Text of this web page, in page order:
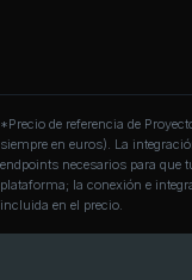
*Precio de referencia de
siempre en euros). La
endpoints necesarios para que
plataforma; la conexión e
incluida en el precio.